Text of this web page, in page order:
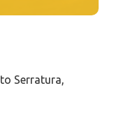
Serratura,